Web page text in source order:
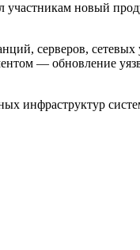
новый
серверов, сетевых
— обновление
инфраструктур